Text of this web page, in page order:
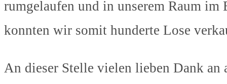
rumgelaufen und in unserem Raum
konnten wir somit hunderte Lose
An dieser Stelle vielen lieben Dank an